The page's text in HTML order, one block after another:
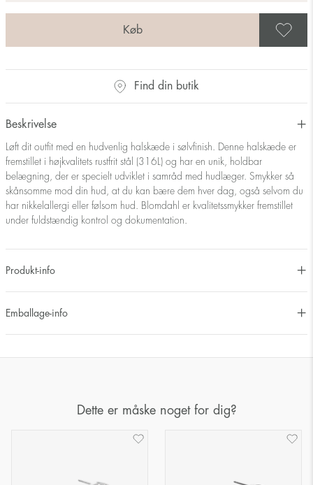
Find din butik
Beskrivelse
Løft dit outfit med en hudvenlig halskæde i sølvfinish. Denne halskæde er
fremstillet i højkvalitets rustfrit stål (316L) og har en unik, holdbar
belægning, der er specielt udviklet i samråd med hudlæger. Smykker så
skånsomme mod din hud, at du kan bære dem hver dag, også selvom du
har nikkelallergi eller følsom hud. Blomdahl er kvalitetssmykker fremstillet
under fuldstændig kontrol og dokumentation.
Produkt-info
Emballage-info
Dette er måske noget for dig?